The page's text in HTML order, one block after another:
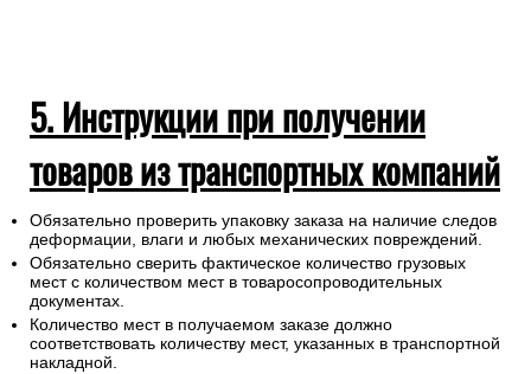
5. Инструкции при получении
товаров из транспортных компаний
Обязательно проверить упаковку заказа на наличие следов
деформации, влаги и любых механических повреждений.
Обязательно сверить фактическое количество грузовых
мест с количеством мест в товаросопроводительных
документах.
Количество мест в получаемом заказе должно
соответствовать количеству мест, указанных в транспортной
накладной.